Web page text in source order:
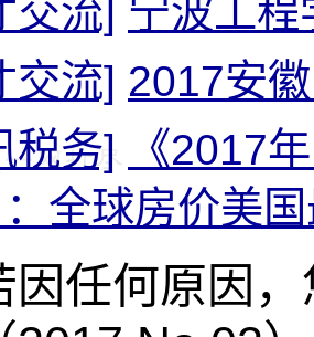
交流] 宁波工
交流] 2017安
税务]
《2017
全球房价美
何原因，